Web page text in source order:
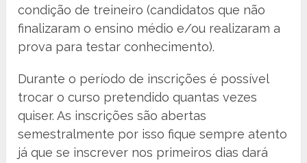
condição de treineiro (candidatos que não
finalizaram o ensino médio e/ou realizaram a
prova para testar conhecimento).
Durante o período de inscrições é possível
trocar o curso pretendido quantas vezes
quiser. As inscrições são abertas
semestralmente por isso fique sempre atento
já que se inscrever nos primeiros dias dará